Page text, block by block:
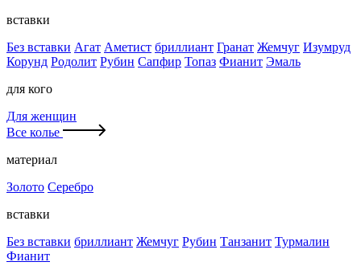
вставки
Без вставки Агат Аметист бриллиант Гранат Жемчуг Изумруд
Корунд Родолит Рубин Сапфир Топаз Фианит Эмаль
для кого
Для женщин
Все колье
материал
Золото Серебро
вставки
Без вставки бриллиант Жемчуг Рубин Танзанит Турмалин
Фианит